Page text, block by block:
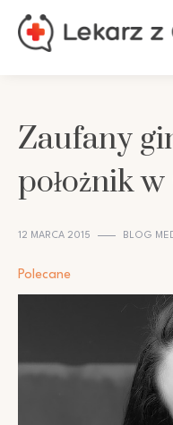
Zaufany
położnik
12 MARCA 2015 BLOG
Polecane